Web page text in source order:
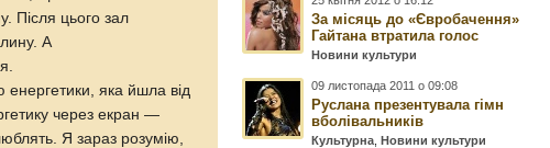
Після цього зал
А
яка йшла від
через екран —
Я зараз розумію,
За місяць до «Євробачення»
Гайтана втратила голос
Новини культури
09 листопада 2011 о 09:08
Руслана презентувала гімн
вболівальників
Культурна ,Новини культури